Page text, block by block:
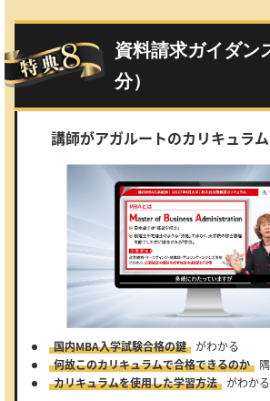
資料請求ガイダン
分）
講師がアガルートのカリキュラ
国内MBA入学試験合格の鍵 がわかる
何故このカリキュラムで合格できるのか
カリキュラムを使用した学習方法 がわかる